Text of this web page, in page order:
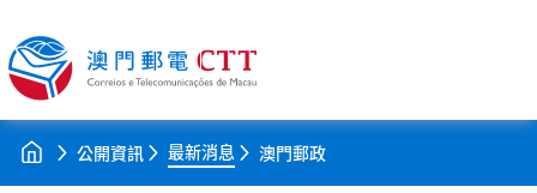
公開資訊 最新消息 澳門郵政